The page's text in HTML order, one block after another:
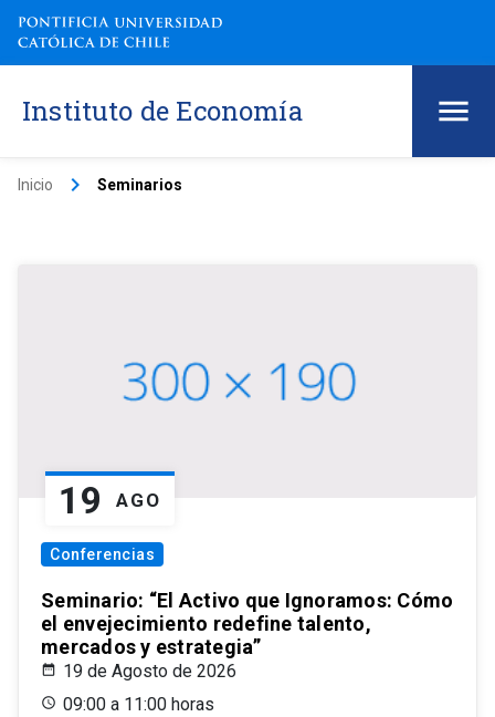
Instituto de Economía
Inicio keyboard_arrow_right Seminarios
19 AGO
Conferencias
Seminario: “El Activo que Ignoramos: Cómo
el envejecimiento redefine talento,
mercados y estrategia”
19 de Agosto de 2026
09:00 a 11:00 horas